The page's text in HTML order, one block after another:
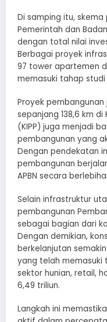
Di samping itu,
Pemerintah dan
dengan total nilai
Berbagai proyek
97 tower apartemen
memasuki tahap studi
Proyek
sepanjang 138,6 km
(KIPP) juga menjadi
pembangunan yang
Dengan pendekatan
pembangunan
APBN secara
Selain infrastruktur
pembangunan
sebagai bagian dari
Dengan demikian,
berkelanjutan
yang telah memasuki
sektor hunian, retail,
6,49 triliun.
Langkah ini